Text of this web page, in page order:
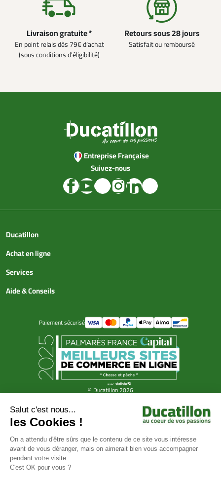
Livraison gratuite *
En point relais dès 79€ d’achat
(sous conditions d'éligibilité)
Retours sous 28 jours
Satisfait ou remboursé
Entreprise Française
Suivez-nous
Ducatillon
Achat en ligne
Services
Aide & Conseils
Paiement sécurisé
© Ducatillon 2026